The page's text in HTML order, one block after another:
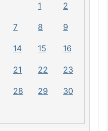
1 2
7 8 9
14 15 16
21 22 23
28 29 30